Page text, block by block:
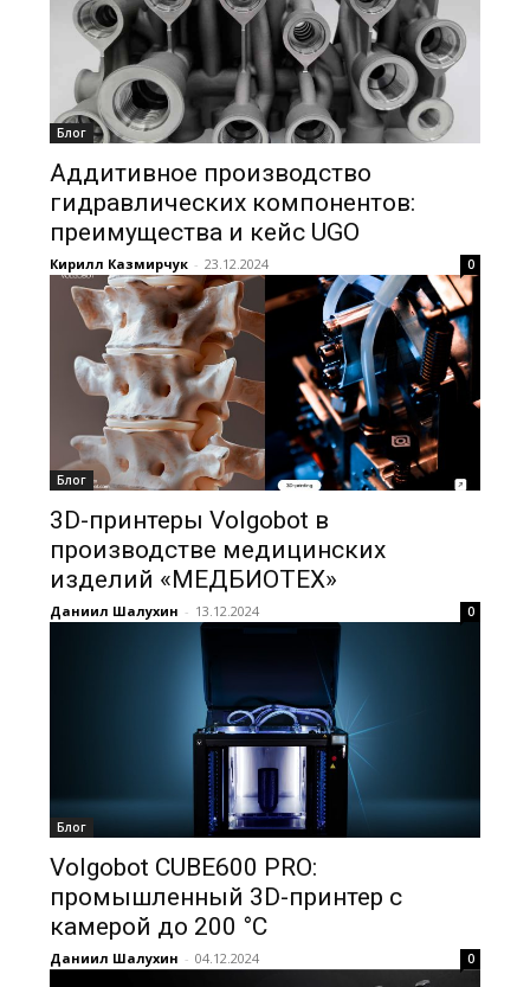
Блог
Аддитивное производство
гидравлических компонентов:
преимущества и кейс UGO
Кирилл Казмирчук - 23.12.2024 0
Блог
3D-принтеры Volgobot в
производстве медицинских
изделий «МЕДБИОТЕХ»
Даниил Шалухин - 13.12.2024 0
Блог
Volgobot CUBE600 PRO:
промышленный 3D-принтер с
камерой до 200 °C
Даниил Шалухин - 04.12.2024 0